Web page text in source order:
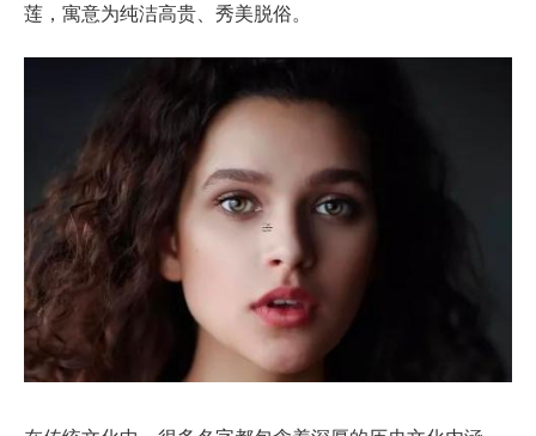
莲，寓意为纯洁高贵、秀美脱俗。